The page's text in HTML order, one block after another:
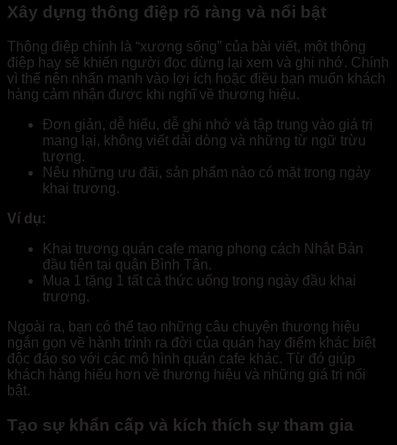
Xây dựng thông điệp rõ ràng và nổi bật
Thông điệp chính là “xương sống” của bài viết, một thông
điệp hay sẽ khiến người đọc dừng lại xem và ghi nhớ. Chính
vì thế nên nhấn mạnh vào lợi ích hoặc điều bạn muốn khách
hàng cảm nhận được khi nghĩ về thương hiệu.
Đơn giản, dễ hiểu, dễ ghi nhớ và tập trung vào giá trị
mang lại, không viết dài dòng và những từ ngữ trừu
tượng.
Nêu những ưu đãi, sản phẩm nào có mặt trong ngày
khai trương.
Ví dụ:
Khai trương quán cafe mang phong cách Nhật Bản
đầu tiên tại quận Bình Tân.
Mua 1 tặng 1 tất cả thức uống trong ngày đầu khai
trương.
Ngoài ra, bạn có thể tạo những câu chuyện thương hiệu
ngắn gọn về hành trình ra đời của quán hay điểm khác biệt
độc đáo so với các mô hình quán cafe khác. Từ đó giúp
khách hàng hiểu hơn về thương hiệu và những giá trị nổi
bật.
Tạo sự khẩn cấp và kích thích sự tham gia